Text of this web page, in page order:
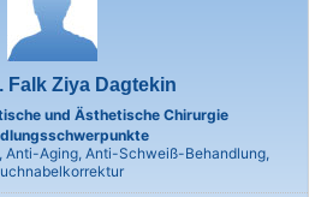
Falk Ziya Dagtekin
und Ästhetische Chirurgie
Anti-Aging, Anti-Schweiß-Behandlung,